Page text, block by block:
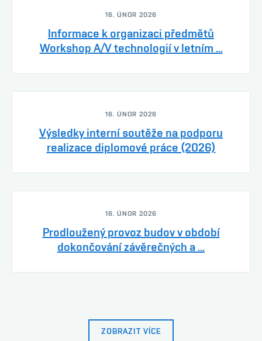
16. ÚNOR 2026
Informace k organizaci předmětů
Workshop A/V technologií v letním ...
16. ÚNOR 2026
Výsledky interní soutěže na podporu
realizace diplomové práce (2026)
16. ÚNOR 2026
Prodloužený provoz budov v období
dokončování závěrečných a ...
ZOBRAZIT VÍCE